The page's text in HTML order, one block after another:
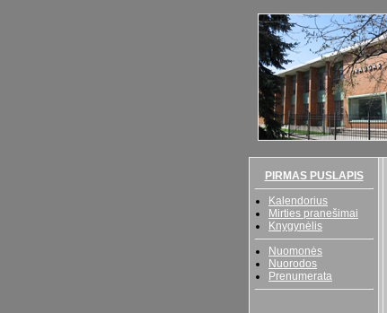
PIRMAS PUSLAPIS
Kalendorius
Mirties pranešimai
Knygynėlis
Nuomonės
Nuorodos
Prenumerata